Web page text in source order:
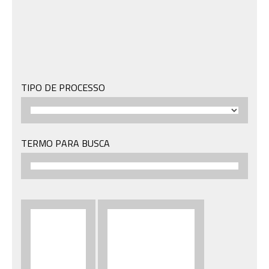
TIPO DE PROCESSO
TERMO PARA BUSCA